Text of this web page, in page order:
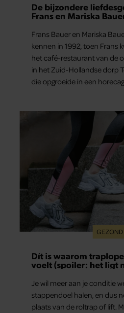
De bijzondere
Frans en Mariska
Frans Bauer en Mariska
kennen in 1992, toen Frans
het café-restaurant van de
in het Zuid-Hollandse dorp
die opgroeide in een
GEZOND
Dít is waarom
voelt (spoiler: het ligt
Je wil meer aan je conditie
stappendoel halen, en dus
plaats van de roltrap of lift.